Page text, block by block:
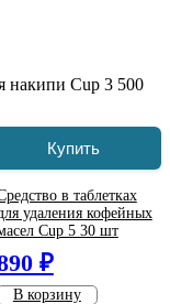
накипи Cup 3 500
Купить
в таблетках
удаления кофейных
Cup 5 30 шт
₽
В корзину